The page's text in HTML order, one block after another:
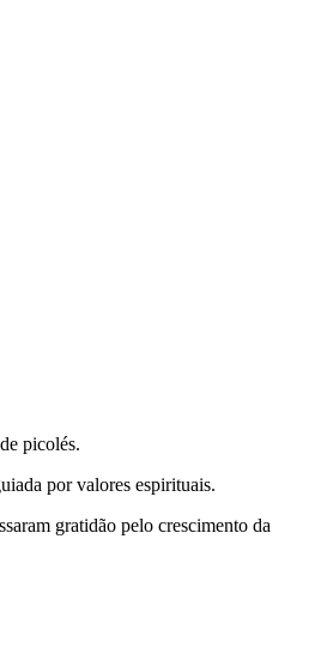
picolés.
por valores espirituais.
gratidão pelo crescimento da